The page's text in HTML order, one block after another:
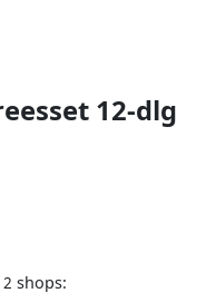
12-dlg
2 shops: